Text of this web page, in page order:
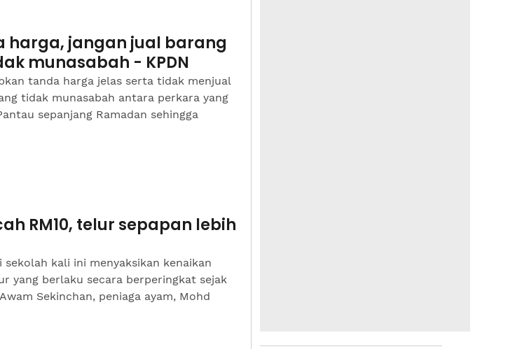
harga, jangan jual barang
munasabah - KPDN
tanda harga jelas serta tidak menjual
tidak munasabah antara perkara yang
sepanjang Ramadan sehingga
RM10, telur sepapan lebih
sekolah kali ini menyaksikan kenaikan
yang berlaku secara berperingkat sejak
Sekinchan, peniaga ayam, Mohd